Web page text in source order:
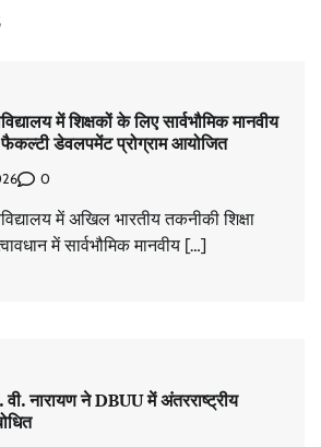
में शिक्षकों के लिए सार्वभौमिक मानवीय
फैकल्टी डेवलपमेंट प्रोग्राम आयोजित
0
में अखिल भारतीय तकनीकी शिक्षा
में सार्वभौमिक मानवीय […]
नारायण ने DBUU में अंतरराष्ट्रीय